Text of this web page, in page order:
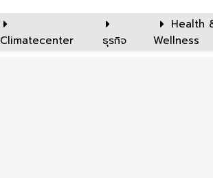
Climatecenter ธุรกิจ
Health
Wellness